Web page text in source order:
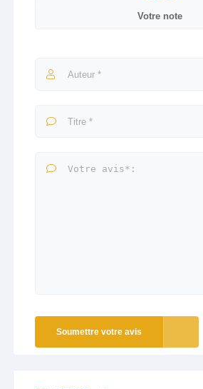
Votre note
Soumettre votre avis